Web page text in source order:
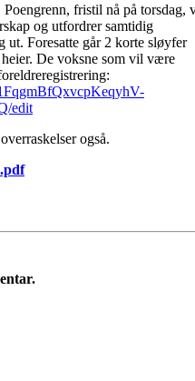
fristil nå på torsdag,
og utfordrer samtidig
ut. Foresatte går 2 korte sløyfer
De voksne som vil være
edit
også.